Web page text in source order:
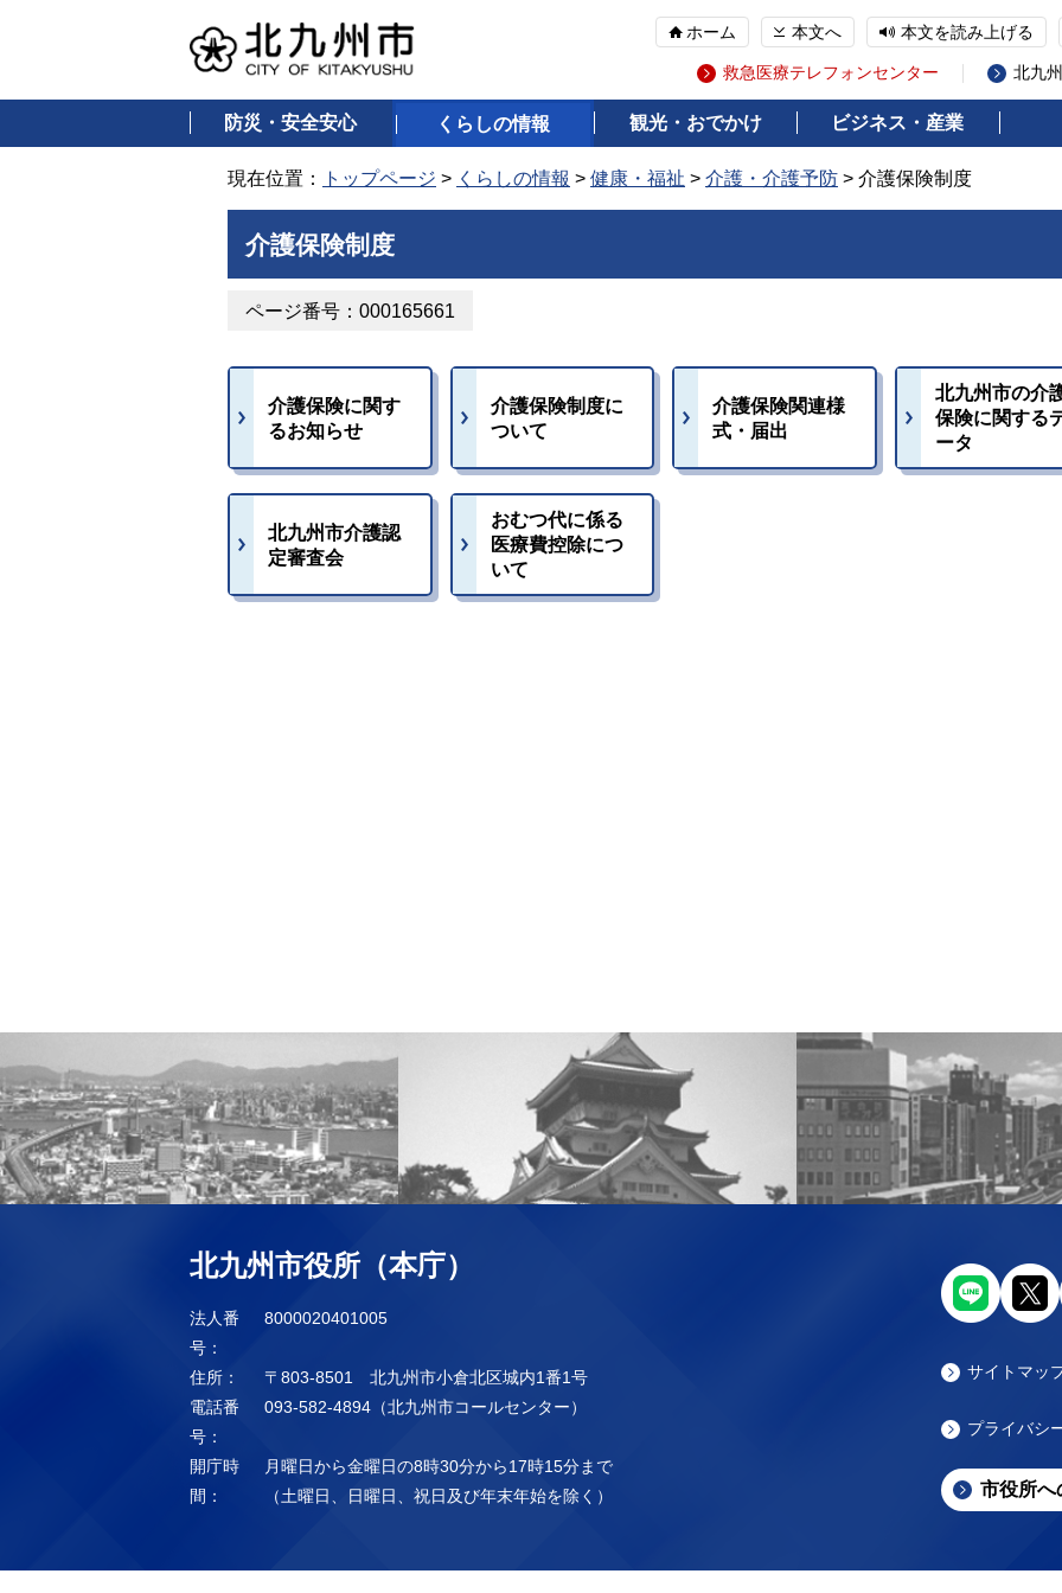
ホーム 本文へ 本文を読み上げる
救急医療テレフォンセンター 北九
防災・安全安心 くらしの情報 観光・おでかけ ビジネス・産業
現在位置： トップページ > くらしの情報 > 健康・福祉 > 介護・介護予防 > 介護保険制度
介護保険制度
ページ番号：000165661
介護保険に関す
るお知らせ
介護保険制度に
ついて
介護保険関連様
式・届出
北九州市の介
保険に関する
ータ
北九州市介護認
定審査会
おむつ代に係る
医療費控除につ
いて
北九州市役所（本庁）
法人番
号：
8000020401005
住所：
〒803-8501 北九州市小倉北区城内1番1号
電話番
号：
093-582-4894（北九州市コールセンター）
開庁時
間：
月曜日から金曜日の8時30分から17時15分まで
（土曜日、日曜日、祝日及び年末年始を除く）
サイトマッ
プライバシ
市役所へ